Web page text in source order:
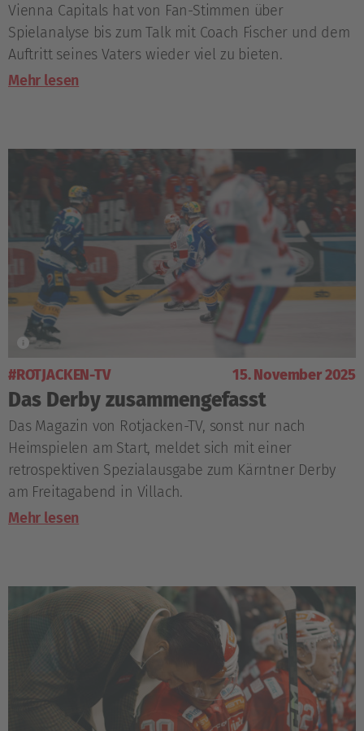
Vienna Capitals hat von Fan-Stimmen über
Spielanalyse bis zum Talk mit Coach Fischer und dem
Auftritt seines Vaters wieder viel zu bieten.
Mehr lesen
#ROTJACKEN-TV 15. November 2025
Das Derby zusammengefasst
Das Magazin von Rotjacken-TV, sonst nur nach
Heimspielen am Start, meldet sich mit einer
retrospektiven Spezialausgabe zum Kärntner Derby
am Freitagabend in Villach.
Mehr lesen